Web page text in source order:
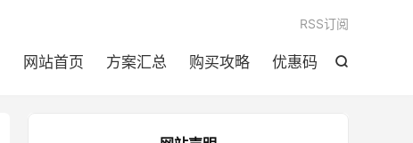

网站首页 方案汇总 购买攻略 优惠码
RSS订阅